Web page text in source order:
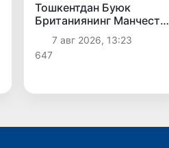
Тошкентдан Буюк
Британиянинг Манчестер
шаҳрига тўғридан-тўғри
авиақатновларни йўлга
қўйиш масаласи кўриб
7 авг 2026, 13:23
647